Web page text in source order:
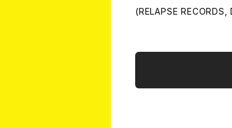
(RELAPSE